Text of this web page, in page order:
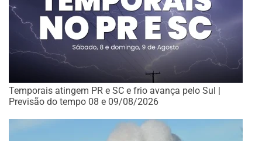
Temporais atingem PR e SC e frio avança pelo Sul |
Previsão do tempo 08 e 09/08/2026